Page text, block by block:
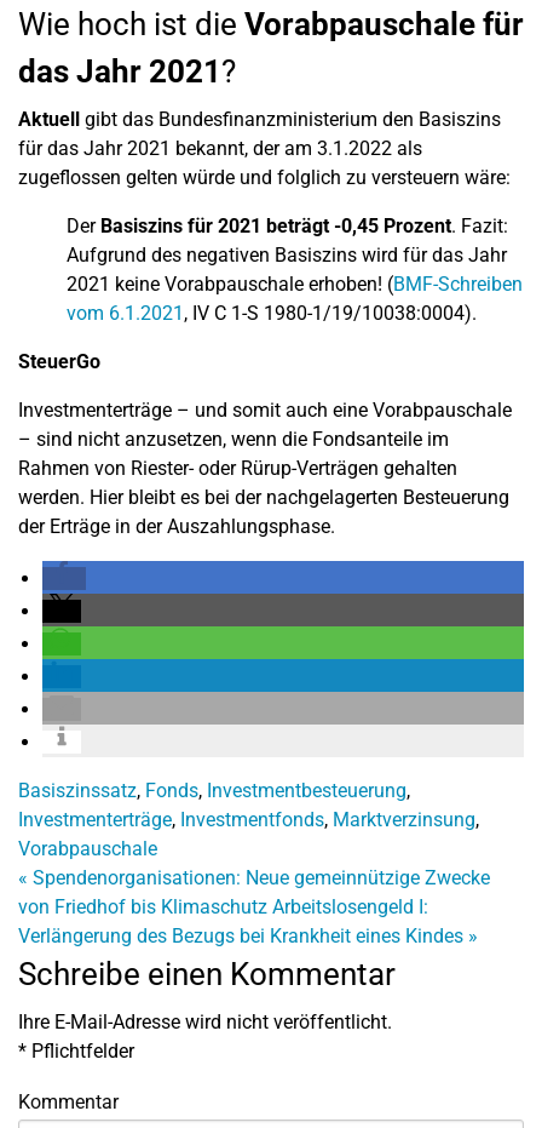
Wie hoch ist die Vorabpauschale für
das Jahr 2021?
Aktuell gibt das Bundesfinanzministerium den Basiszins
für das Jahr 2021 bekannt, der am 3.1.2022 als
zugeflossen gelten würde und folglich zu versteuern wäre:
Der Basiszins für 2021 beträgt -0,45 Prozent. Fazit:
Aufgrund des negativen Basiszins wird für das Jahr
2021 keine Vorabpauschale erhoben! (BMF-Schreiben
vom 6.1.2021 , IV C 1-S 1980-1/19/10038:0004).
SteuerGo
Investmenterträge – und somit auch eine Vorabpauschale
– sind nicht anzusetzen, wenn die Fondsanteile im
Rahmen von Riester- oder Rürup-Verträgen gehalten
werden. Hier bleibt es bei der nachgelagerten Besteuerung
der Erträge in der Auszahlungsphase.
Basiszinssatz, Fonds, Investmentbesteuerung,
Investmenterträge, Investmentfonds, Marktverzinsung,
Vorabpauschale
« Spendenorganisationen: Neue gemeinnützige Zwecke
von Friedhof bis Klimaschutz Arbeitslosengeld I:
Verlängerung des Bezugs bei Krankheit eines Kindes »
Schreibe einen Kommentar
Ihre E-Mail-Adresse wird nicht veröffentlicht.
* Pflichtfelder
Kommentar